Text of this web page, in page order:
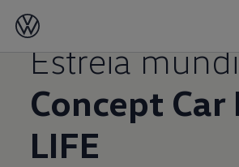
04/01/2022
Estreia
Concept Car
LIFE